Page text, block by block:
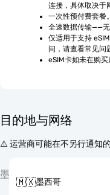
连接，具体取决于
一次性预付费套餐
全速数据传输——无
仅适用于支持
问，请查看常见问
eSIM卡如未在购买
目的地与网络
⚠️ 运营商可能在不另行通知
墨
🇲🇽墨西哥